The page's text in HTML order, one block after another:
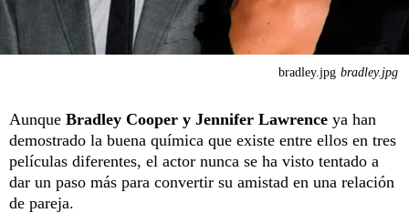
bradley.jpg bradley.jpg
Aunque Bradley Cooper y Jennifer Lawrence ya han
demostrado la buena química que existe entre ellos en tres
películas diferentes, el actor nunca se ha visto tentado a
dar un paso más para convertir su amistad en una relación
de pareja.